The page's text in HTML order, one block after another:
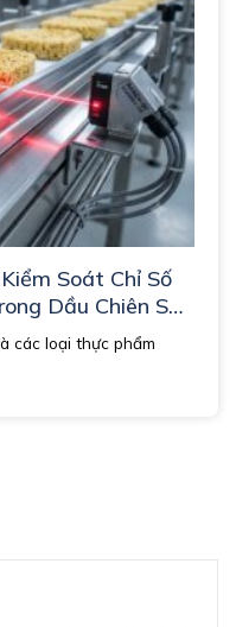
Soát Chỉ Số
Dầu Chiên Sản
Chiên.
các loại thực phẩm